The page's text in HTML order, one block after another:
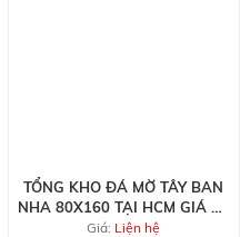
TỔNG KHO ĐÁ MỜ TÂY BAN
NHA 80X160 TẠI HCM GIÁ RẺ
NHẤT
Giá: Liện hệ